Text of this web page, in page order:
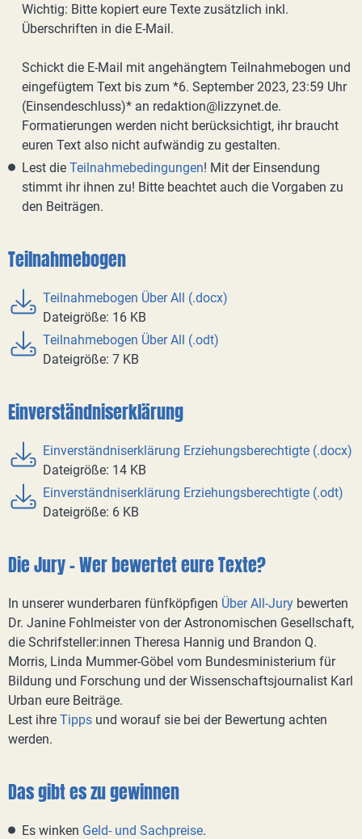
Wichtig: Bitte kopiert eure Texte zusätzlich inkl.
Überschriften in die E-Mail.
Schickt die E-Mail mit angehängtem Teilnahmebogen und
eingefügtem Text bis zum *6. September 2023, 23:59 Uhr
(Einsendeschluss)* an redaktion@lizzynet.de.
Formatierungen werden nicht berücksichtigt, ihr braucht
euren Text also nicht aufwändig zu gestalten.
Lest die Teilnahmebedingungen! Mit der Einsendung
stimmt ihr ihnen zu! Bitte beachtet auch die Vorgaben zu
den Beiträgen.
Teilnahmebogen
Teilnahmebogen Über All (.docx)
Dateigröße: 16 KB
Teilnahmebogen Über All (.odt)
Dateigröße: 7 KB
Einverständniserklärung
Einverständniserklärung Erziehungsberechtigte (.docx)
Dateigröße: 14 KB
Einverständniserklärung Erziehungsberechtigte (.odt)
Dateigröße: 6 KB
Die Jury - Wer bewertet eure Texte?
In unserer wunderbaren fünfköpfigen Über All-Jury bewerten
Dr. Janine Fohlmeister von der Astronomischen Gesellschaft,
die Schrifsteller:innen Theresa Hannig und Brandon Q.
Morris, Linda Mummer-Göbel vom Bundesministerium für
Bildung und Forschung und der Wissenschaftsjournalist Karl
Urban eure Beiträge.
Lest ihre Tipps und worauf sie bei der Bewertung achten
werden.
Das gibt es zu gewinnen
Es winken Geld- und Sachpreise.